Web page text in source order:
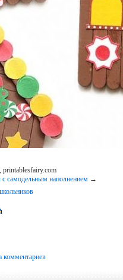
printablesfairy.com
самодельным наполнением →
комментариев